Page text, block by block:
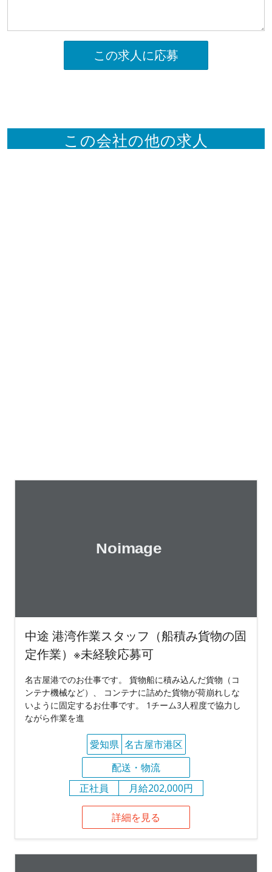
この求人に応募
この会社の他の求人
中途 港湾作業スタッフ（船積み貨物の固
定作業）※未経験応募可
名古屋港でのお仕事です。 貨物船に積み込んだ貨物（コ
ンテナ機械など）、 コンテナに詰めた貨物が荷崩れしな
いように固定するお仕事です。 1チーム3人程度で協力し
ながら作業を進
愛知県 名古屋市港区
配送・物流
正社員
月給202,000円
詳細を見る